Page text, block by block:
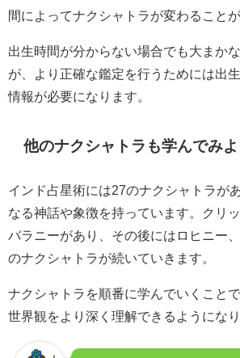
間によってナクシャトラが変わること
出生時間が分からない場合でも大まか
が、より正確な鑑定を行うためには出
情報が必要になります。
他のナクシャトラも学んでみよ
インド占星術には27のナクシャトラが
なる神話や象徴を持っています。クリ
バラニーがあり、その後にはロヒニー
のナクシャトラが続いていきます。
ナクシャトラを順番に学んでいくこと
世界観をより深く理解できるようになり